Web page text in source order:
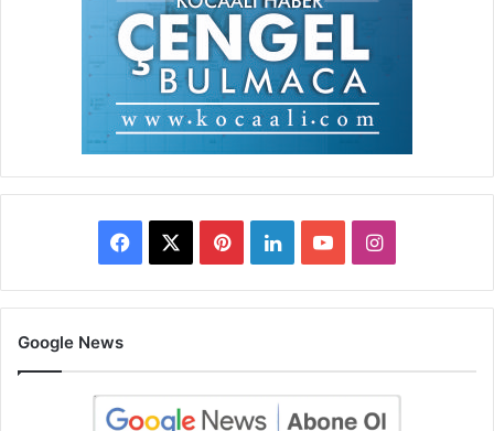
Facebook PinterestLinkedInYouTubeInstagram
Google News